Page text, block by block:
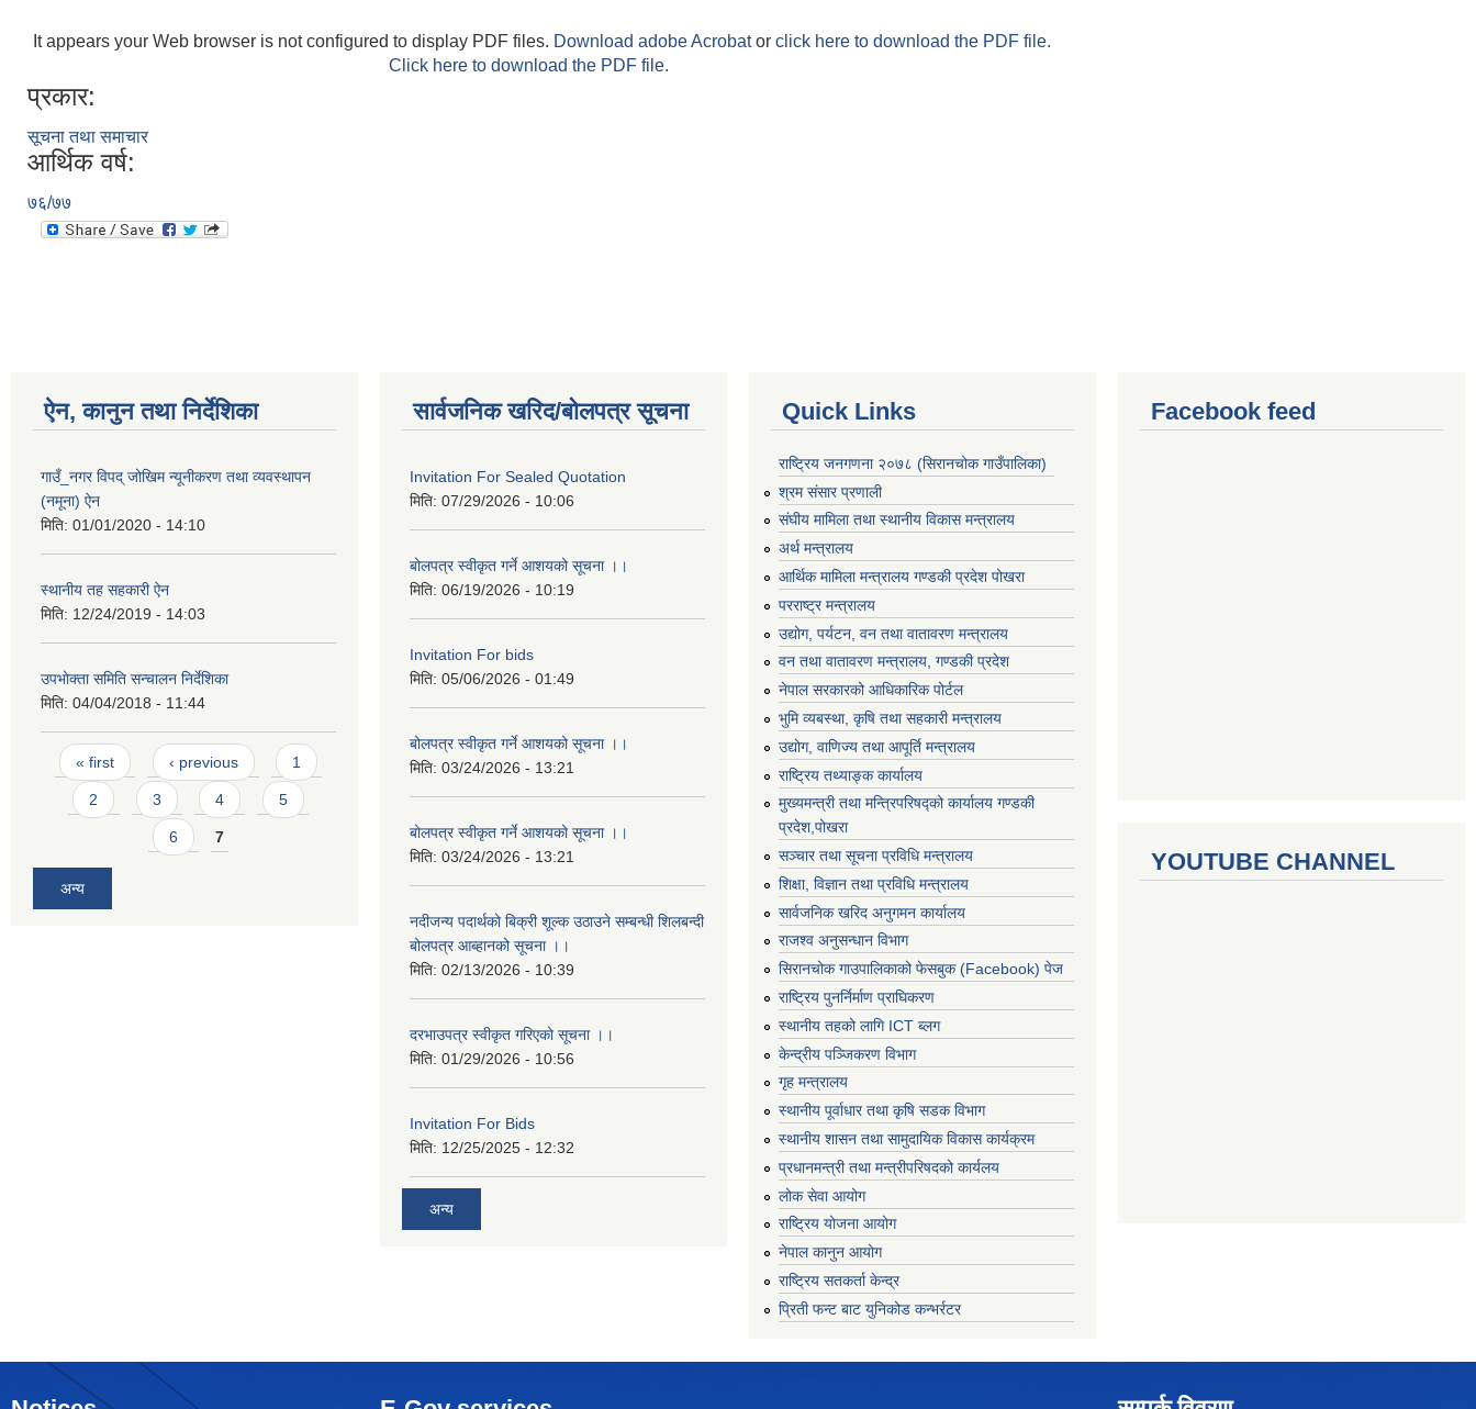
It appears your Web browser is not configured to display PDF files. Download adobe Acrobator click here to download the PDF file.
Click here to download the PDF file.
प्रकार:
सूचना तथा समाचार
आर्थिक वर्ष:
७६/७७
ऐन, कानुन तथा निर्देशिका
गाउँ_नगर विपद् जोखिम न्यूनीकरण तथा व्यवस्थापन
(नमूना) ऐन
मिति: 01/01/2020 - 14:10
स्थानीय तह सहकारी ऐन
मिति: 12/24/2019 - 14:03
उपभोक्ता समिति सन्चालन निर्देशिका
मिति: 04/04/2018 - 11:44
Pages
« first ‹ previous 1
2 3 4 5
6 7
अन्य
सार्वजनिक खरिद/बोलपत्र सूचना
Invitation For Sealed Quotation
मिति: 07/29/2026 - 10:06
बोलपत्र स्वीकृत गर्ने आशयको सूचना ।।
मिति: 06/19/2026 - 10:19
Invitation For bids
मिति: 05/06/2026 - 01:49
बोलपत्र स्वीकृत गर्ने आशयको सूचना ।।
मिति: 03/24/2026 - 13:21
बोलपत्र स्वीकृत गर्ने आशयको सूचना ।।
मिति: 03/24/2026 - 13:21
नदीजन्य पदार्थको बिक्री शूल्क उठाउने सम्बन्धी शिलबन्दी
बोलपत्र आब्हानको सूचना ।।
मिति: 02/13/2026 - 10:39
दरभाउपत्र स्वीकृत गरिएको सूचना ।।
मिति: 01/29/2026 - 10:56
Invitation For Bids
मिति: 12/25/2025 - 12:32
अन्य
Quick Links
राष्ट्रिय जनगणना २०७८ (सिरानचोक गाउँपालिका)
श्रम संसार प्रणाली
संघीय मामिला तथा स्थानीय विकास मन्त्रालय
अर्थ मन्त्रालय
आर्थिक मामिला मन्त्रालय गण्डकी प्रदेश पोखरा
परराष्ट्र मन्त्रालय
उद्योग, पर्यटन, वन तथा वातावरण मन्त्रालय
वन तथा वातावरण मन्त्रालय, गण्डकी प्रदेश
नेपाल सरकारको आधिकारिक पोर्टल
भुमि व्यबस्था, कृषि तथा सहकारी मन्त्रालय
उद्योग, वाणिज्य तथा आपूर्ति मन्त्रालय
राष्ट्रिय तथ्याङ्क कार्यालय
मुख्यमन्त्री तथा मन्त्रिपरिषद्को कार्यालय गण्डकी
प्रदेश,पोखरा
सञ्‍चार तथा सूचना प्रविधि मन्त्रालय
शिक्षा, विज्ञान तथा प्रविधि मन्त्रालय
सार्वजनिक खरिद अनुगमन कार्यालय
राजश्व अनुसन्धान विभाग
सिरानचोक गाउपालिकाको फेसबुक (Facebook) पेज
राष्ट्रिय पुनर्निर्माण प्राघिकरण
स्थानीय तहको लागि ICT ब्लग
केन्द्रीय पञ्जिकरण विभाग
गृह मन्त्रालय
स्थानीय पूर्वाधार तथा कृषि सडक विभाग
स्थानीय शासन तथा सामुदायिक विकास कार्यक्रम
प्रधानमन्त्री तथा मन्त्रीपरिषदको कार्यलय
लोक सेवा आयोग
राष्ट्रिय योजना आयोग
नेपाल कानुन आयोग
राष्ट्रिय सतकर्ता केन्द्र
प्रिती फन्ट बाट युनिकोड कन्भर्रटर
Facebook feed
YOUTUBE CHANNEL